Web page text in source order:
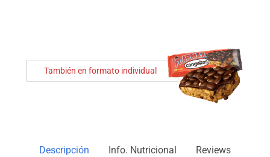
También en formato individual
Descripción Info. Nutricional Reviews